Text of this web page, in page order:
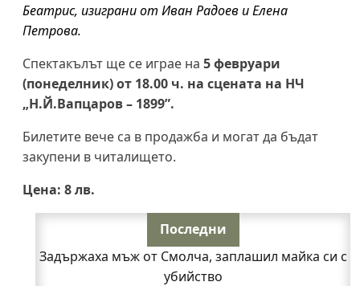
Беатрис, изиграни от Иван Радоев и Елена
Петрова.
Спектакълът ще се играе на 5 февруари
(понеделник) от 18.00 ч. на сцената на НЧ
„Н.Й.Вапцаров – 1899”.
Билетите вече са в продажба и могат да бъдат
закупени в читалището.
Цена: 8 лв.
Последни
Задържаха мъж от Смолча, заплашил майка си с
убийство